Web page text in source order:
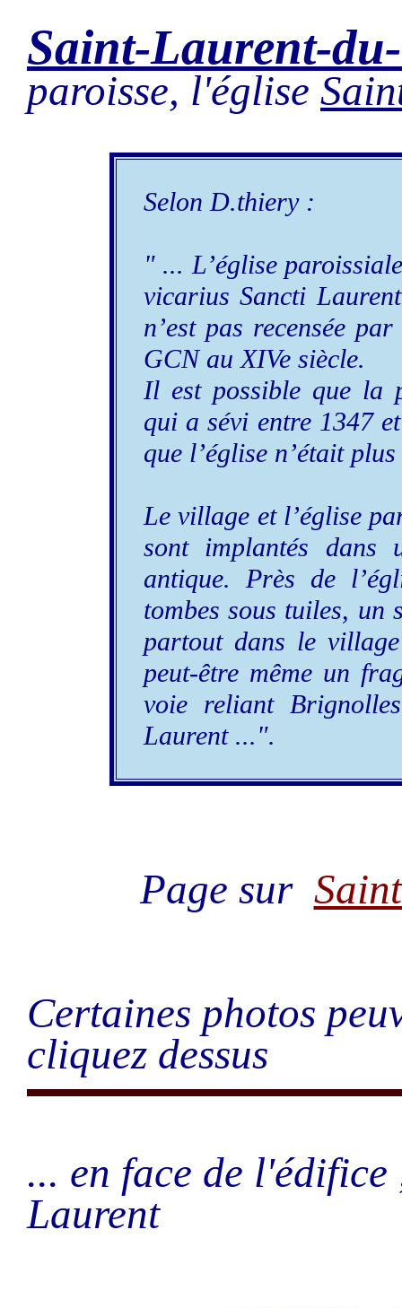
Saint-Laurent-
paroisse, l'église
Selon D.thiery :
" ... L’église
vicarius Sancti
n’est pas recensée
GCN au XIVe siècle.
Il est possible que la
qui a sévi entre 1347
que l’église n’était
Le village et l’église
sont implantés
antique. Près de
tombes sous tuiles, un
partout dans le
peut-être même un
voie reliant
Laurent ...".
Page sur
Certaines photos
cliquez dessus
... en face de
Laurent